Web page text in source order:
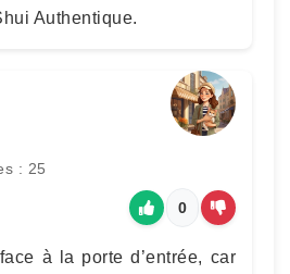
Authentique.
: 25
0
à la porte d’entrée, car